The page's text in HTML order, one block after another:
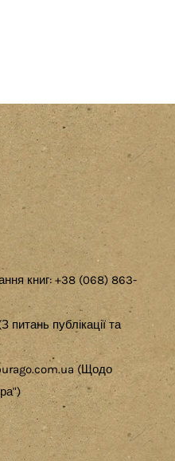
книг: +38 (068) 863-
публікації та
(Щодо